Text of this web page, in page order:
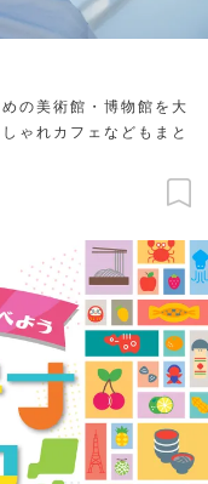
の美術館・博物館を大
ゃれカフェなどもまと